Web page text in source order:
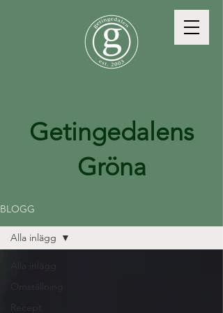
Getingedalens
Gröna
BLOGG
Recept
Alla inlägg